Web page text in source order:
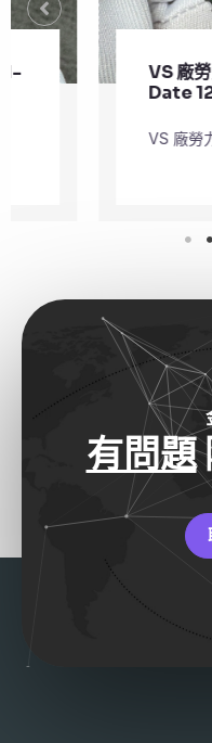
VS 廠勞力士 頂
Date 126610LV
VS 廠勞力士 頂級
有問題